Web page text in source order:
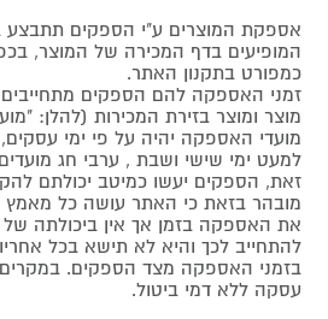
אספקת המוצרים ע"י הספקים תתבצע
המופיעים בדף המכירה של המוצר,
כמפורט בתקנון האתר.
זמני האספקה להם הספקים מתחייבים
מוצר ומוצר בזירת המכירות (להלן:
מועדי האספקה יהיה על פי ימי
למעט ימי שישי ושבת , ערבי חג
זאת, הספקים יעשו כמיטב יכולתם
מובהר בזאת כי האתר עושה כל מאמץ
את האספקה בזמן אך אין ביכולתה
להתחייב לכך והיא לא תישא בכל
בזמני האספקה מצד הספקים.
עסקה ללא דמי ביטול.